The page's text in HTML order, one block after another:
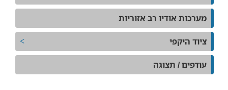
מערכות אודיו רב אזוריות
ציוד היקפי
עודפים / תצוגה